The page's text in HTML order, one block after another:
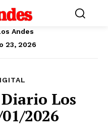
Andes
23, 2026
Los
2026